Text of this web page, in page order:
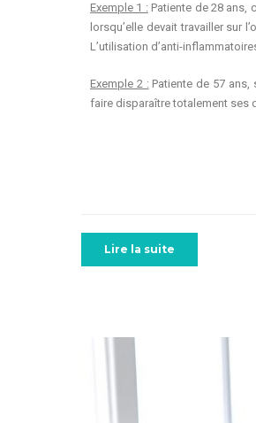
Exemple 1 : Patiente de 28 ans,
lorsqu’elle devait travailler sur
L’utilisation d’anti-
Exemple 2 : Patiente de 57 ans,
faire disparaître totalement ses
Lire la suite